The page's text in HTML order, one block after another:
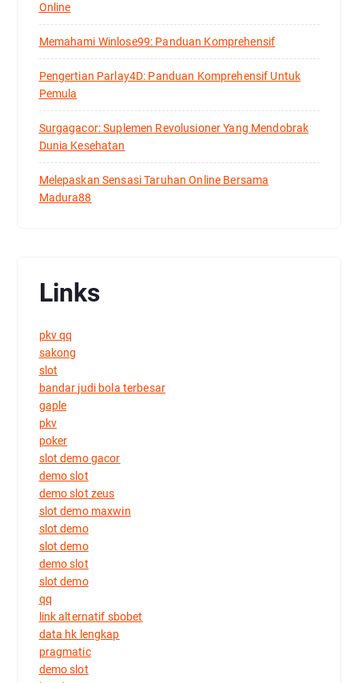
Online
Memahami Winlose99: Panduan Komprehensif
Pengertian Parlay4D: Panduan Komprehensif Untuk
Pemula
Surgagacor: Suplemen Revolusioner Yang Mendobrak
Dunia Kesehatan
Melepaskan Sensasi Taruhan Online Bersama
Madura88
Links
pkv qq
sakong
slot
bandar judi bola terbesar
gaple
pkv
poker
slot demo gacor
demo slot
demo slot zeus
slot demo maxwin
slot demo
slot demo
demo slot
slot demo
qq
link alternatif sbobet
data hk lengkap
pragmatic
demo slot